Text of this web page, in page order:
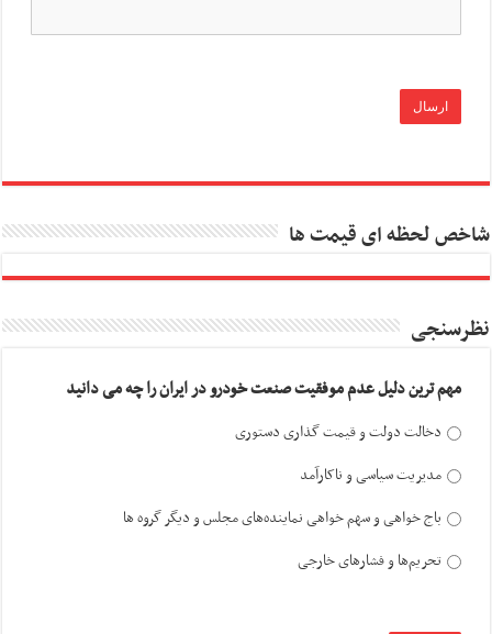
شاخص لحظه ای قیمت ها
نظرسنجی
مهم ترین دلیل عدم موفقیت صنعت خودرو در ایران را چه می دانید
دخالت دولت و قیمت گذاری دستوری
مدیریت سیاسی و ناکارآمد
باج خواهی و سهم خواهی نماینده‌های مجلس و دیگر گروه ها
تحریم‌ها و فشارهای خارجی